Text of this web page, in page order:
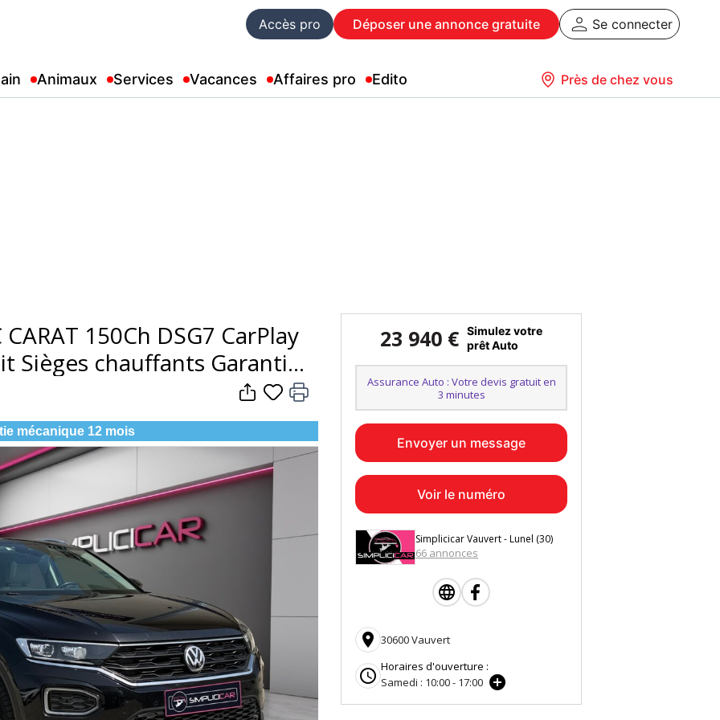
Accès pro Déposer une annonce gratuite Se connecter
Animaux Services Vacances Affaires pro Edito Près de chez vous
150Ch DSG7 CarPlay
Sièges chauffants Garantie
mécanique 12 mois
23 940 € Simulez votre
prêt Auto
Assurance Auto : Votre devis gratuit en
3 minutes
Envoyer un message
Voir le numéro
Simplicicar Vauvert - Lunel (30)
66 annonces
 30600 Vauvert
 Horaires d'ouverture :
Samedi : 10:00 - 17:00 